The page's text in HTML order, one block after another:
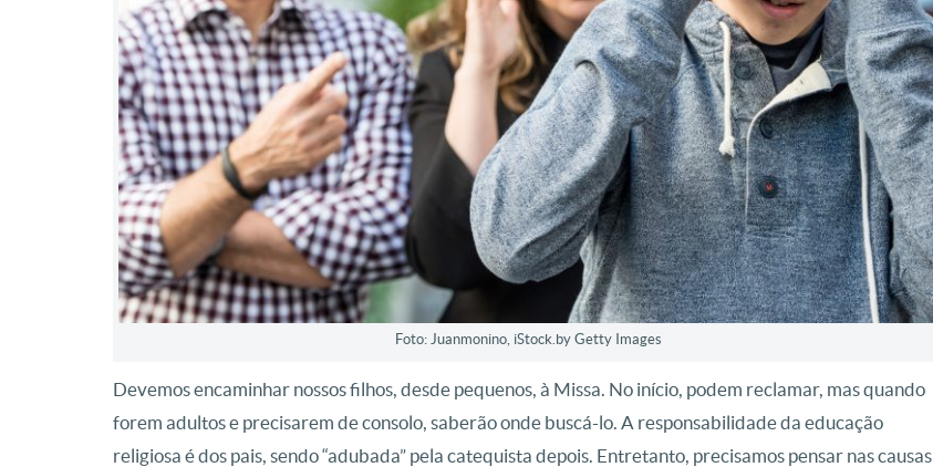
Foto: Juanmonino, iStock.by Getty Images
Devemos encaminhar nossos filhos, desde pequenos, à Missa. No início, podem reclamar, mas quando
forem adultos e precisarem de consolo, saberão onde buscá-lo. A responsabilidade da educação
religiosa é dos pais, sendo “adubada” pela catequista depois. Entretanto, precisamos pensar nas causas